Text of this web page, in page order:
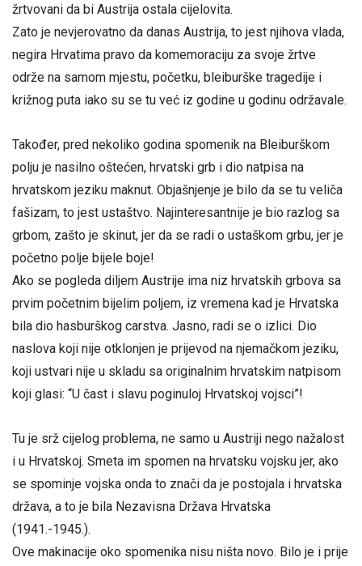
žrtvovani da bi Austrija ostala cijelovita.
Zato je nevjerovatno da danas Austrija, to jest njihova vlada,
negira Hrvatima pravo da komemoraciju za svoje žrtve
održe na samom mjestu, početku, bleiburške tragedije i
križnog puta iako su se tu već iz godine u godinu održavale.
Također, pred nekoliko godina spomenik na Bleiburškom
polju je nasilno oštećen, hrvatski grb i dio natpisa na
hrvatskom jeziku maknut. Objašnjenje je bilo da se tu veliča
fašizam, to jest ustaštvo. Najinteresantnije je bio razlog sa
grbom, zašto je skinut, jer da se radi o ustaškom grbu, jer je
početno polje bijele boje!
Ako se pogleda diljem Austrije ima niz hrvatskih grbova sa
prvim početnim bijelim poljem, iz vremena kad je Hrvatska
bila dio hasburškog carstva. Jasno, radi se o izlici. Dio
naslova koji nije otklonjen je prijevod na njemačkom jeziku,
koji ustvari nije u skladu sa originalnim hrvatskim natpisom
koji glasi: “U čast i slavu poginuloj Hrvatskoj vojsci”!
Tu je srž cijelog problema, ne samo u Austriji nego nažalost
i u Hrvatskoj. Smeta im spomen na hrvatsku vojsku jer, ako
se spominje vojska onda to znači da je postojala i hrvatska
država, a to je bila Nezavisna Država Hrvatska
(1941.-1945.).
Ove makinacije oko spomenika nisu ništa novo. Bilo je i prije